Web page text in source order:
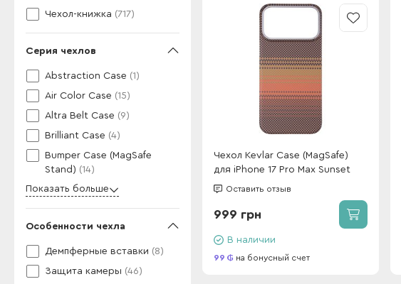
Чехол-книжка (717)
Серия чехлов
Abstraction Case (1)
Air Color Case (15)
Altra Belt Case (9)
Brilliant Case (4)
Bumper Case (MagSafe
Stand) (14)
Показать больше
Особенности чехла
Демпферные вставки (8)
Защита камеры (46)
Чехол Kevlar Case (MagSafe)
для iPhone 17 Pro Max Sunset
Оставить отзыв
999 грн
В наличии
99 на бонусный счет